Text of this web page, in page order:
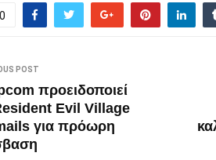
0
POST
προειδοποιεί
Evil Village
για πρόωρη